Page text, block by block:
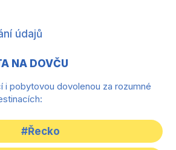
údajů
NA DOVČU
i pobytovou dovolenou za rozumné
#Řecko